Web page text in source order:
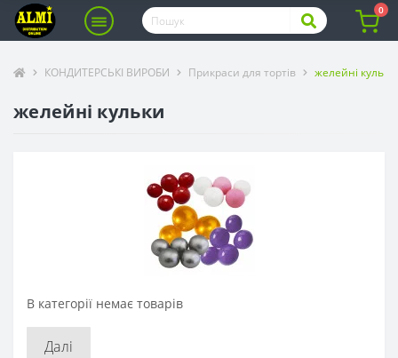
0
КОНДИТЕРСЬКІ ВИРОБИ Прикраси для тортів желейні кульки
желейні кульки
В категорії немає товарів
Далі